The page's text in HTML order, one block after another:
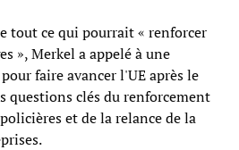
tout ce qui pourrait « renforcer
», Merkel a appelé à une
faire avancer l'UE après le
questions clés du renforcement
et de la relance de la